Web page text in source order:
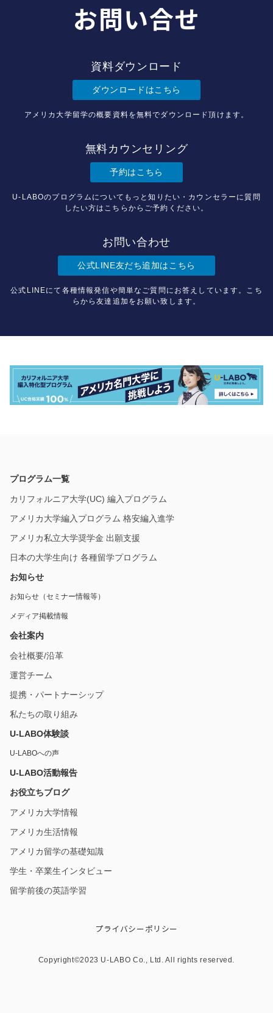
お問い合せ
資料ダウンロード
ダウンロードはこちら
アメリカ大学留学の概要資料を無料でダウンロード頂けます。
無料カウンセリング
予約はこちら
U-LABOのプログラムについてもっと知りたい・カウンセラーに質問
したい方はこちらからご予約ください。
お問い合わせ
公式LINE友だち追加はこちら
公式LINEにて各種情報発信や簡単なご質問にお答えしています。こち
らから友達追加をお願い致します。
プログラム一覧
カリフォルニア大学(UC) 編入プログラム
アメリカ大学編入プログラム 格安編入進学
アメリカ私立大学奨学金 出願支援
日本の大学生向け 各種留学プログラム
お知らせ
お知らせ（セミナー情報等）
メディア掲載情報
会社案内
会社概要/沿革
運営チーム
提携・パートナーシップ
私たちの取り組み
U-LABO体験談
U-LABOへの声
U-LABO活動報告
お役立ちブログ
アメリカ大学情報
アメリカ生活情報
アメリカ留学の基礎知識
学生・卒業生インタビュー
留学前後の英語学習
プライバシーポリシー
Copyright©︎2023 U-LABO Co., Ltd. All rights reserved.